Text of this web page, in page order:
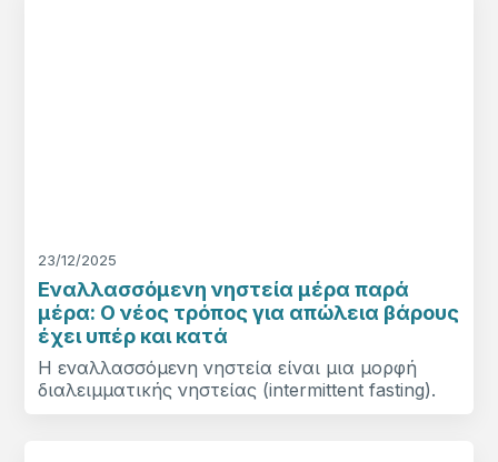
23/12/2025
Εναλλασσόμενη νηστεία μέρα παρά
μέρα: Ο νέος τρόπος για απώλεια βάρους
έχει υπέρ και κατά
Η εναλλασσόμενη νηστεία είναι μια μορφή
διαλειμματικής νηστείας (intermittent fasting).